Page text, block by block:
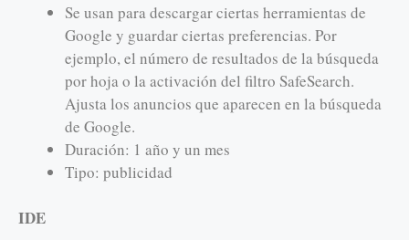
Se usan para descargar ciertas herramientas de
Google y guardar ciertas preferencias. Por
ejemplo, el número de resultados de la búsqueda
por hoja o la activación del filtro SafeSearch.
Ajusta los anuncios que aparecen en la búsqueda
de Google.
Duración: 1 año y un mes
Tipo: publicidad
IDE